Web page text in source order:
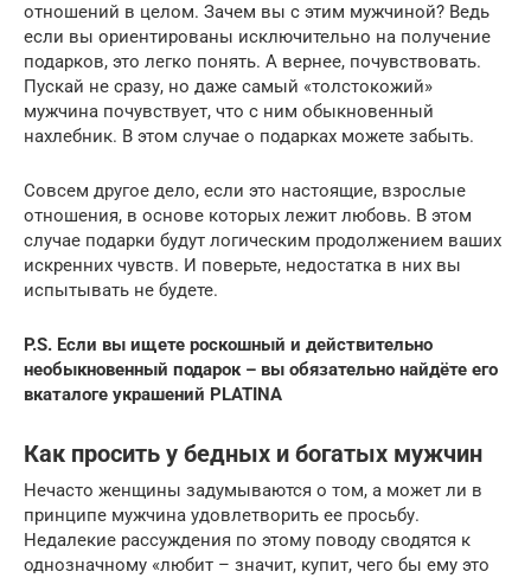
отношений в целом. Зачем вы с этим мужчиной? Ведь
если вы ориентированы исключительно на получение
подарков, это легко понять. А вернее, почувствовать.
Пускай не сразу, но даже самый «толстокожий»
мужчина почувствует, что с ним обыкновенный
нахлебник. В этом случае о подарках можете забыть.
Совсем другое дело, если это настоящие, взрослые
отношения, в основе которых лежит любовь. В этом
случае подарки будут логическим продолжением ваших
искренних чувств. И поверьте, недостатка в них вы
испытывать не будете.
P.S. Если вы ищете роскошный и действительно
необыкновенный подарок – вы обязательно найдёте его
вкаталоге украшений PLATINA
Как просить у бедных и богатых мужчин
Нечасто женщины задумываются о том, а может ли в
принципе мужчина удовлетворить ее просьбу.
Недалекие рассуждения по этому поводу сводятся к
однозначному «любит – значит, купит, чего бы ему это